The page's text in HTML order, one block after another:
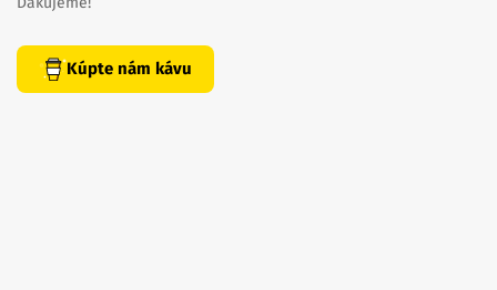
Kúpte nám kávu